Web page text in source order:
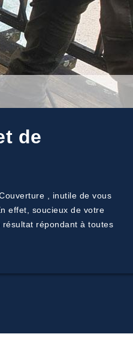
de
, inutile de vous
effet, soucieux de votre
répondant à toutes